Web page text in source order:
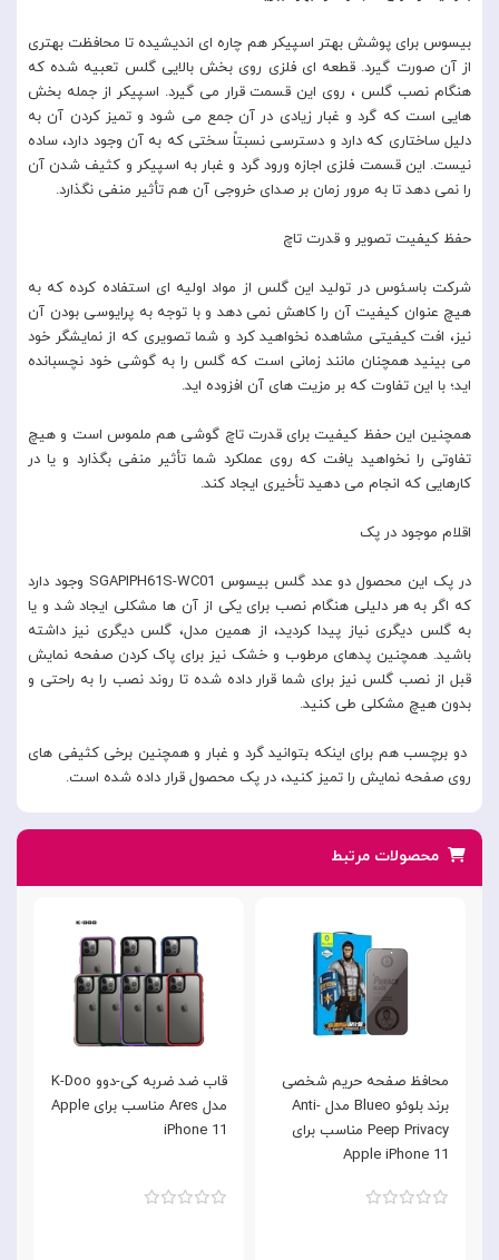
بیسوس برای پوشش بهتر اسپیکر هم چاره ای اندیشیده تا محافظت بهتری
از آن صورت گیرد. قطعه ای فلزی روی بخش بالایی گلس تعبیه شده که
هنگام نصب گلس ، روی این قسمت قرار می گیرد. اسپیکر از جمله بخش
هایی است که گرد و غبار زیادی در آن جمع می شود و تمیز کردن آن به
دلیل ساختاری که دارد و دسترسی نسبتاً سختی که به آن وجود دارد، ساده
نیست. این قسمت فلزی اجازه ورود گرد و غبار به اسپیکر و کثیف شدن آن
را نمی دهد تا به مرور زمان بر صدای خروجی آن هم تأثیر منفی نگذارد.
حفظ کیفیت تصویر و قدرت تاچ
شرکت باسئوس در تولید این گلس از مواد اولیه ای استفاده کرده که به
هیچ عنوان کیفیت آن را کاهش نمی دهد و با توجه به پرایوسی بودن آن
نیز، افت کیفیتی مشاهده نخواهید کرد و شما تصویری که از نمایشگر خود
می بینید همچنان مانند زمانی است که گلس را به گوشی خود نچسبانده
اید؛ با این تفاوت که بر مزیت های آن افزوده اید.
همچنین این حفظ کیفیت برای قدرت تاچ گوشی هم ملموس است و هیچ
تفاوتی را نخواهید یافت که روی عملکرد شما تأثیر منفی بگذارد و یا در
کارهایی که انجام می دهید تأخیری ایجاد کند.
اقلام موجود در پک
در پک این محصول دو عدد گلس بیسوس SGAPIPH61S-WC01 وجود دارد
که اگر به هر دلیلی هنگام نصب برای یکی از آن ها مشکلی ایجاد شد و یا
به گلس دیگری نیاز پیدا کردید، از همین مدل، گلس دیگری نیز داشته
باشید. همچنین پدهای مرطوب و خشک نیز برای پاک کردن صفحه نمایش
قبل از نصب گلس نیز برای شما قرار داده شده تا روند نصب را به راحتی و
بدون هیچ مشکلی طی کنید.
دو برچسب هم برای اینکه بتوانید گرد و غبار و همچنین برخی کثیفی های
روی صفحه نمایش را تمیز کنید، در پک محصول قرار داده شده است.
محصولات مرتبط
قاب ضد ضربه کی-دوو K-Doo
مدل Ares مناسب برای Apple
iPhone 11
محافظ صفحه حریم شخصی
برند بلوئو Blueo مدل Anti-
Peep Privacy مناسب برای
Apple iPhone 11